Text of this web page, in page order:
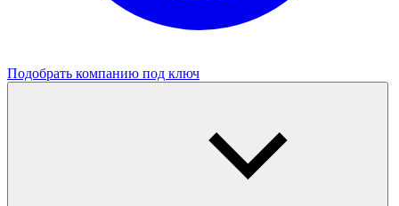
Подобрать компанию под ключ